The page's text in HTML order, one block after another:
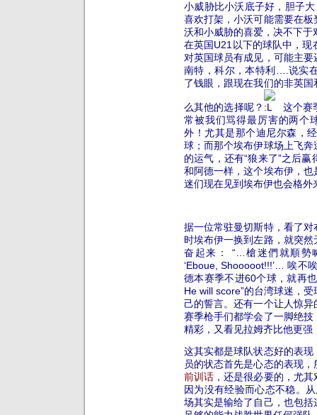
小威胁比小沃底子好，胆子
喜欢打架，小沃可能需要在
沃和小威胁的喜爱，决不下于
在英国U21以下的球队中，
对英国球员有成见，可能主
南特，科尔，本特利….说实
了钱眼，跟现在我们的非英
么其他的选择呢？
这个赛
常被我们骂得最厉害的两个
外！尤其是那个迪尼尔森，
球；而那个埃布伊球场上飞
的运气，还有“狼来了”之后
和阿德一样，这个埃布伊，
迷们现在见到埃布伊也会格外
据一位常驻曼切斯特，看了
时埃布伊一换到左路，就突
奋起来：
“…槍迷們就順勢
‘Eboue, Shooooot!!!’… 唉不
德本赛季不进60个球，就再
He will score”的台湾球迷，
己的誓言。还有一个让人惊异
赛季枪手们都学会了一脚绝
精彩，又看见拉姆齐比他更强
这其实都是球队状态好的表
员的状态首先是心态的表现
前训话 ，还是很必要的，尤
因为没有经验而心态不稳。
场其实是输给了自己，也包